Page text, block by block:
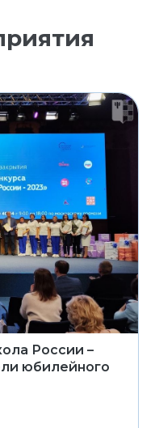
России –
юбилейного